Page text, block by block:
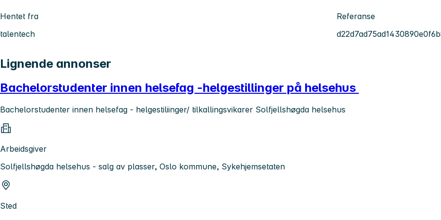
Hentet fra
talentech
Referanse
Lignende annonser
Bachelorstudenter innen helsefag -helgestillinger på helsehus
Bachelorstudenter innen helsefag - helgestiliinger/ tilkallingsvikarer Solfjellshøgda helsehus
Arbeidsgiver
Solfjellshøgda helsehus - salg av plasser, Oslo kommune, Sykehjemsetaten
Sted